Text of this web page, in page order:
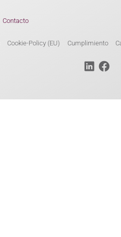
Contacto
Cookie-Policy (EU) Cumplimiento